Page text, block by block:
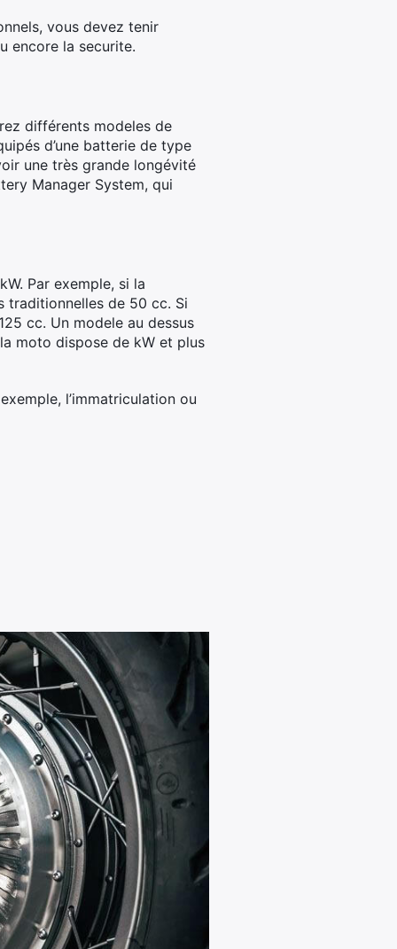
vous devez tenir
encore la securite.
différents modeles de
d’une batterie de type
une très grande longévité
Manager System, qui
Par exemple, si la
traditionnelles de 50 cc. Si
cc. Un modele au dessus
moto dispose de kW et plus
l’immatriculation ou